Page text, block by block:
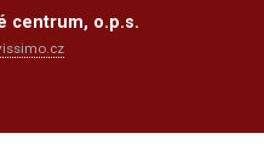
centrum, o.p.s.